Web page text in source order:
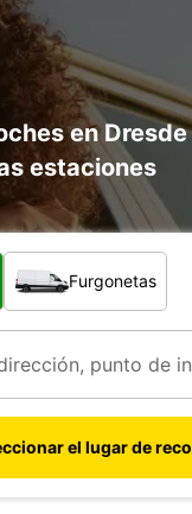
en
estaciones
Furgonetas
el lugar de